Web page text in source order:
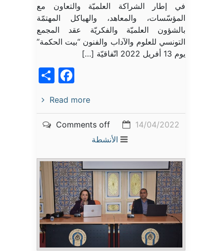
في إطار الشراكة العلميّة والتعاون مع
المؤسّسات، والمعاهد، والهياكل المهتمّة
بالشؤون العلميّة والفكريّة عقد المجمع
التونسي للعلوم والآداب والفنون “بيت الحكمة”
يوم 13 أفريل 2022 اتّفاقيّة […]
Read more
14/04/2022
Comments off
الأنشطة